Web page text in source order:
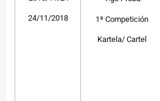
24/11/2018 1ª Competición
Kartela/ Cartel